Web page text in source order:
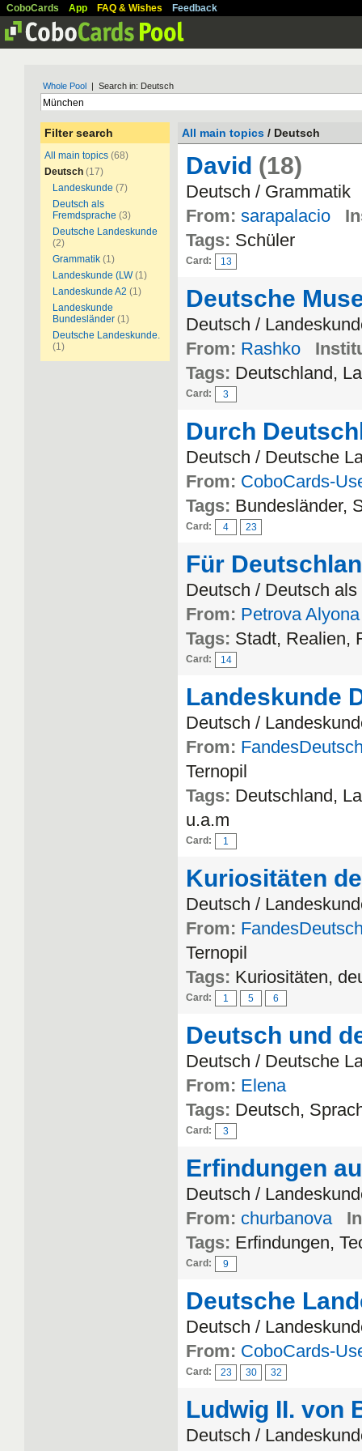
CoboCards App FAQ & Wishes Feedback
Whole Pool | Search in: Deutsch
Filter search
All main topics (68)
Deutsch (17)
Landeskunde (7)
Deutsch als
Fremdsprache (3)
Deutsche Landeskunde
(2)
Grammatik (1)
Landeskunde (LW (1)
Landeskunde A2 (1)
Landeskunde
Bundesländer (1)
Deutsche Landeskunde.
(1)
All main topics / Deutsch
David (18)
Deutsch / Grammatik
From: sarapalacio
Tags: Schüler
Card: 13
Deutsche
Deutsch /
From: Rashko
Tags: Deutschland,
Card: 3
Durch
Deutsch / Deutsche
From: CoboCards-
Tags: Bundesländer,
Card: 4 23
Für
Deutsch / Deutsch
From: Petrova
Tags: Stadt, Realien,
Card: 14
Landeskunde
Deutsch /
From:
Ternopil
Tags: Deutschland,
u.a.m
Card: 1
Kuriositäten
Deutsch /
From:
Ternopil
Tags: Kuriositäten,
Card: 1 5 6
Deutsch und
Deutsch / Deutsche
From: Elena
Tags: Deutsch,
Card: 3
Erfindungen
Deutsch /
From: churbanova
Tags: Erfindungen,
Card: 9
Deutsche
Deutsch /
From: CoboCards-
Card: 23 30 32
Ludwig II. von
Deutsch /